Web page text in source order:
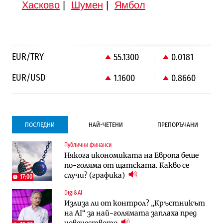
Хасково| Шумен Ямбол
EUR/TRY 55.1300
0.0181
EUR/USD
1.1600 0.8660
ПОСЛЕДНИ НАЙ-ЧЕТЕНИ ПРЕПОРЪЧАНИ
17:00
Публични финанси
Някога икономиката на Европа беше
по-голяма от щатската. Какво се
случи? (графика)
Digi&AI
Излиза ли от контрол? „Кръстникът
на AI“ за най-голямата заплаха пред
Градоустройство
Столична община избра изпълнител за
преместването на трамвайното
трасе по бул. „Скобелев“
Компании
Vivacom предлага над 150 устройства с
90% отстъпка през август
Компании
Vivacom предлага над 150 устройства с
90% отстъпка през август
Градоустройство
Столична община избра изпълнител за
преместването на трамвайното